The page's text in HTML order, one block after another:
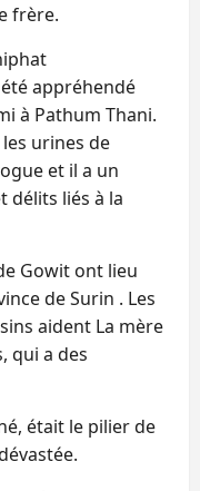
frère.
appréhendé
à Pathum Thani.
urines de
et il a un
délits liés à la
Gowit ont lieu
de Surin . Les
aident La mère
qui a des
était le pilier de